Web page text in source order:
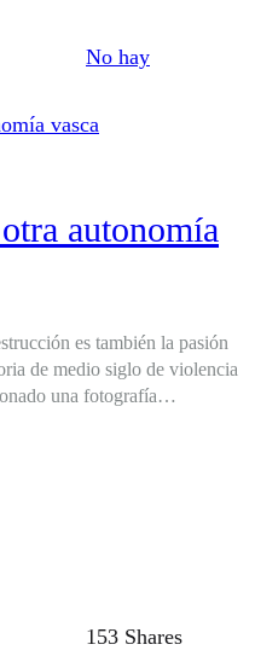
No hay
autonomía
es también la pasión
de medio siglo de violencia
una fotografía…
153 Shares